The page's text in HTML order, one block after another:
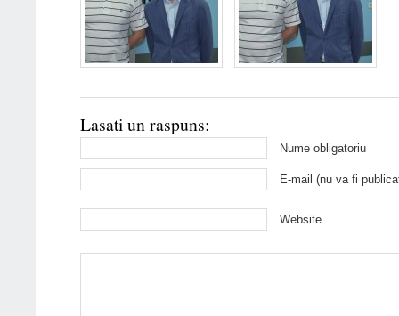
Lasati un raspuns:
Nume obligatoriu
E-mail (nu va fi
Website